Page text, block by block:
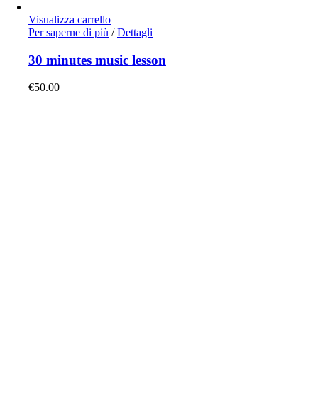
Visualizza carrello
Per saperne di più / Dettagli
30 minutes music lesson
€50.00